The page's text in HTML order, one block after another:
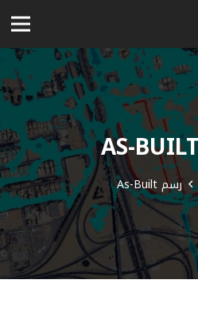
رسم As-Built